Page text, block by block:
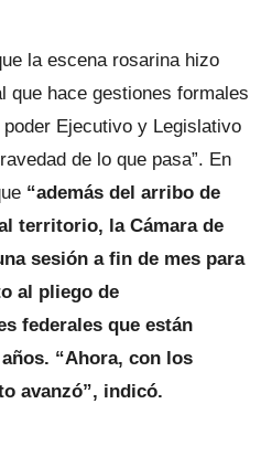
la escena rosarina hizo
que hace gestiones formales
Ejecutivo y Legislativo
de lo que pasa”. En
“además del arribo de
territorio, la Cámara de
sesión a fin de mes para
al pliego de
federales que están
“Ahora, con los
avanzó”, indicó.